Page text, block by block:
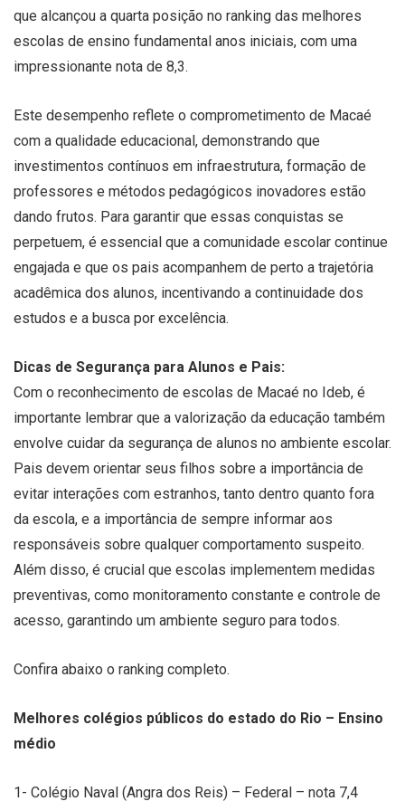
que alcançou a quarta posição no ranking das melhores
escolas de ensino fundamental anos iniciais, com uma
impressionante nota de 8,3.
Este desempenho reflete o comprometimento de Macaé
com a qualidade educacional, demonstrando que
investimentos contínuos em infraestrutura, formação de
professores e métodos pedagógicos inovadores estão
dando frutos. Para garantir que essas conquistas se
perpetuem, é essencial que a comunidade escolar continue
engajada e que os pais acompanhem de perto a trajetória
acadêmica dos alunos, incentivando a continuidade dos
estudos e a busca por excelência.
Dicas de Segurança para Alunos e Pais:
Com o reconhecimento de escolas de Macaé no Ideb, é
importante lembrar que a valorização da educação também
envolve cuidar da segurança de alunos no ambiente escolar.
Pais devem orientar seus filhos sobre a importância de
evitar interações com estranhos, tanto dentro quanto fora
da escola, e a importância de sempre informar aos
responsáveis sobre qualquer comportamento suspeito.
Além disso, é crucial que escolas implementem medidas
preventivas, como monitoramento constante e controle de
acesso, garantindo um ambiente seguro para todos.
Confira abaixo o ranking completo.
Melhores colégios públicos do estado do Rio – Ensino
médio
1- Colégio Naval (Angra dos Reis) – Federal – nota 7,4